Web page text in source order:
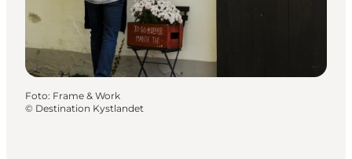
Foto: Frame & Work
© Destination Kystlandet